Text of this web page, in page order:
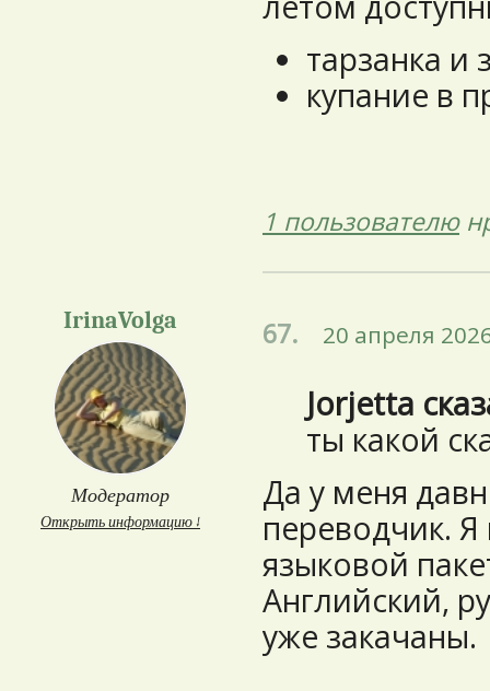
тарзанка
купание в
1 пользователю
IrinaVolga
Модератор
Открыть информацию ↓
67. 20 апреля
Jorjetta
ты какой
Да у меня
переводчик. Я
языковой
Английский,
уже закачаны.